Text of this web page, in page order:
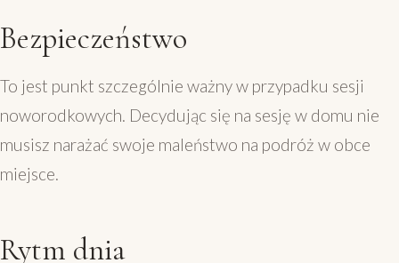
Bezpieczeństwo
To jest punkt szczególnie ważny w przypadku sesji
noworodkowych. Decydując się na sesję w domu nie
musisz narażać swoje maleństwo na podróż w obce
miejsce.
Rytm dnia